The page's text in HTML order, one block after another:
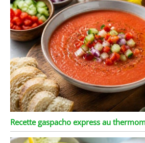
Recette gaspacho express au